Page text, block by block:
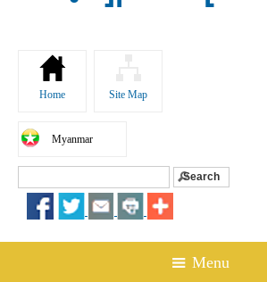
Home Site Map
Myanmar
Search form
☰ Menu